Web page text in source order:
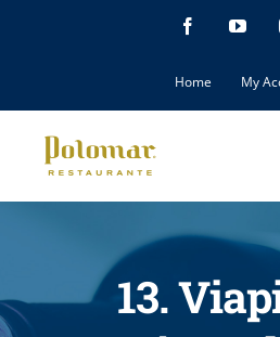
Facebook
Home My
13.